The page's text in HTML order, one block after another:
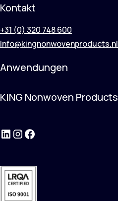
Kontakt
+31 (0) 320 748 600
Info@kingnonwovenproducts.nl
Anwendungen
KING Nonwoven Products
LinkedInInstagram